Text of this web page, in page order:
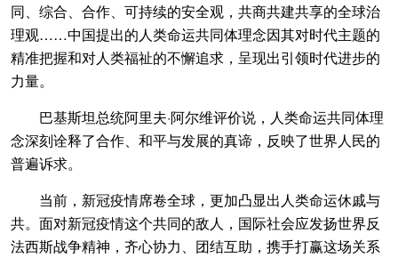
同、综合、合作、可持续的安全观，共商共建共享的全球治
理观……中国提出的人类命运共同体理念因其对时代主题的
精准把握和对人类福祉的不懈追求，呈现出引领时代进步的
力量。
巴基斯坦总统阿里夫·阿尔维评价说，人类命运共同体理
念深刻诠释了合作、和平与发展的真谛，反映了世界人民的
普遍诉求。
当前，新冠疫情席卷全球，更加凸显出人类命运休戚与
共。面对新冠疫情这个共同的敌人，国际社会应发扬世界反
法西斯战争精神，齐心协力、团结互助，携手打赢这场关系